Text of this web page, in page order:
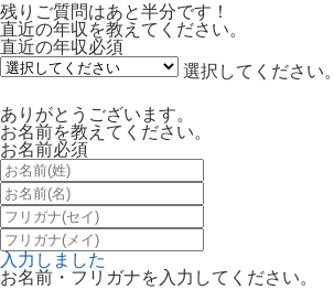
残りご質問はあと半分です！
直近の年収を教えてください。
直近の年収必須
選択してください。
ありがとうございます。
お名前を教えてください。
お名前必須
入力しました
お名前・フリガナを入力してください。